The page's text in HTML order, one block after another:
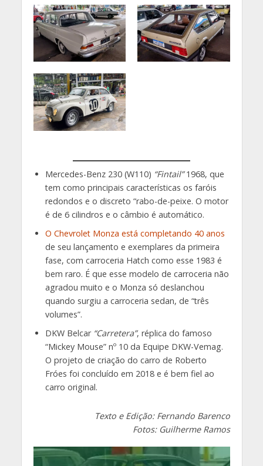
Mercedes-Benz 230 (W110) “Fintail”1968, que
tem como principais características os faróis
redondos e o discreto “rabo-de-peixe. O motor
é de 6 cilindros e o câmbio é automático.
O Chevrolet Monza está completando 40 anos
de seu lançamento e exemplares da primeira
fase, com carroceria Hatch como esse 1983 é
bem raro. É que esse modelo de carroceria não
agradou muito e o Monza só deslanchou
quando surgiu a carroceria sedan, de “três
volumes”.
DKW Belcar “Carretera”, réplica do famoso
“Mickey Mouse” nº 10 da Equipe DKW-Vemag.
O projeto de criação do carro de Roberto
Fróes foi concluído em 2018 e é bem fiel ao
carro original.
Texto e Edição: Fernando Barenco
Fotos: Guilherme Ramos